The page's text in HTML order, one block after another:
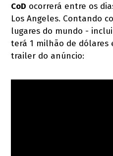
CoD ocorrerá entre os
Los Angeles. Contando
lugares do mundo -
terá 1 milhão de dólares
trailer do anúncio: